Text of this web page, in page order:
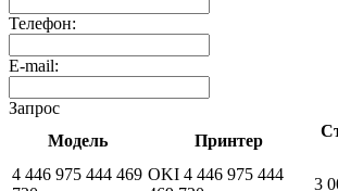
Телефон:
E-mail:
Запрос
Модель
Принтер
4 446 975 444 469 OKI 4 446 975 444
3